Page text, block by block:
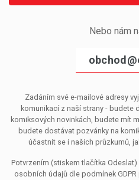
Nebo nám
Zadáním své e-mailové adresy
komunikací z naší strany -
komiksových novinkách, budete mít
budete dostávat pozvánky na
účastnit se i našich průzkumů,
Potvrzením (stiskem tlačítka
osobních údajů dle podmínek